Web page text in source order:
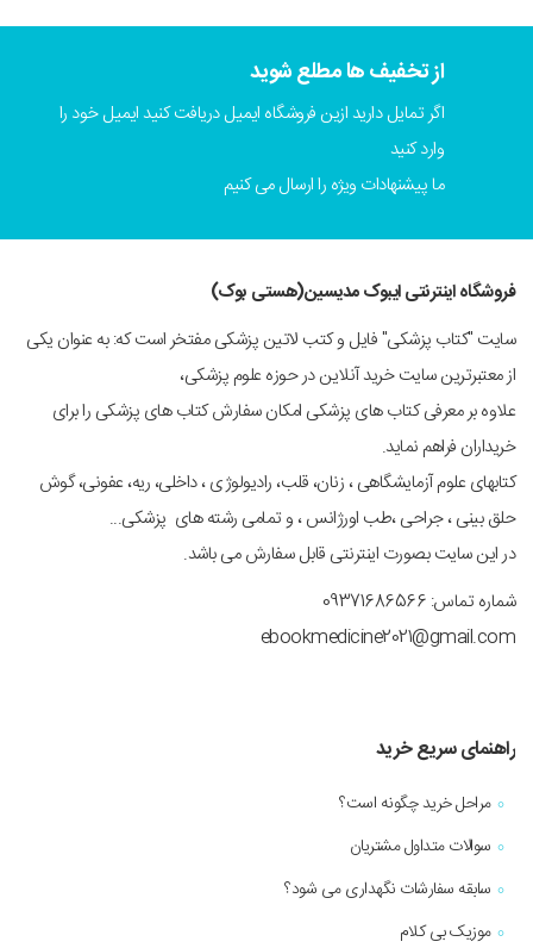
از تخفیف ها مطلع شوید
اگر تمایل دارید ازین فروشگاه ایمیل دریافت کنید ایمیل خود را
وارد کنید
ما پیشنهادات ویژه را ارسال می کنیم
فروشگاه اینترنتی ایبوک مدیسین(هستی بوک)
سایت "کتاب پزشکی" فایل و کتب لاتین پزشکی مفتخر است که: به عنوان یکی
از معتبرترین سایت خرید آنلاین در حوزه علوم پزشکی،
علاوه بر معرفی کتاب های پزشکی امکان سفارش کتاب های پزشکی را برای
خریداران فراهم نماید.
کتابهای علوم آزمایشگاهی ، زنان، قلب، رادیولوژی ، داخلی، ریه، عفونی، گوش
حلق بینی ، جراحی ،طب اورژانس ، و تمامی رشته های پزشکی...
در این سایت بصورت اینترنتی قابل سفارش می باشد.
شماره تماس: 09371686566
ebookmedicine2021@gmail.com
راهنمای سریع خرید
مراحل خرید چگونه است؟
سوالات متداول مشتریان
سابقه سفارشات نگهداری می شود؟
موزیک بی کلام